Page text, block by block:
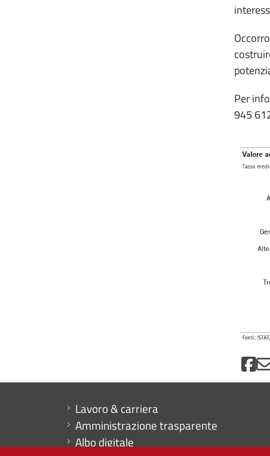
Per
945
Mini menu di servizio
Lavoro & carriera
Amministrazione trasparente
Albo digitale